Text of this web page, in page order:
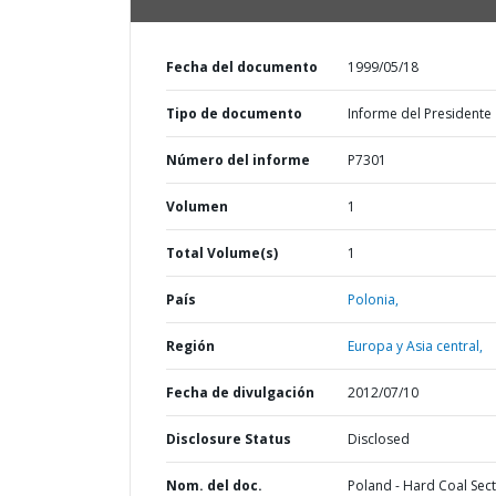
Fecha del documento 1999/05/18
Tipo de documento Informe del Presidente
Número del informe P7301
Volumen 1
Total Volume(s) 1
País Polonia,
Región Europa y Asia central,
Fecha de divulgación 2012/07/10
Disclosure Status Disclosed
Nom. del doc.
Poland - Hard Coal